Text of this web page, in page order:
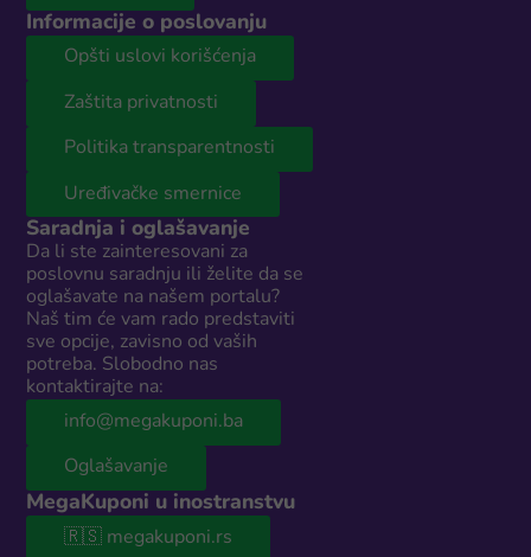
Informacije o poslovanju
Opšti uslovi korišćenja
Zaštita privatnosti
Politika transparentnosti
Uređivačke smernice
Saradnja i oglašavanje
Da li ste zainteresovani za
poslovnu saradnju ili želite da se
oglašavate na našem portalu?
Naš tim će vam rado predstaviti
sve opcije, zavisno od vaših
potreba. Slobodno nas
kontaktirajte na:
info@megakuponi.ba
Oglašavanje
MegaKuponi u inostranstvu
🇷🇸 megakuponi.rs